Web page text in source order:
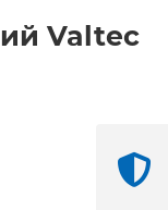
Valtec